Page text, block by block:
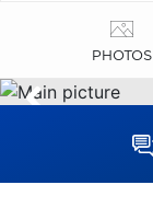
PHOTOS